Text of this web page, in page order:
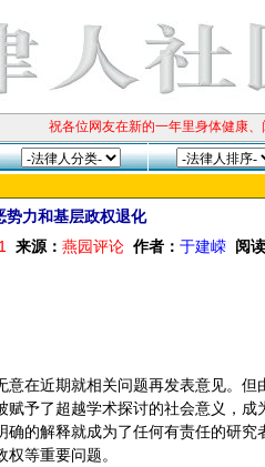
祝各位网友在新的一年里身体健康、
势力和基层政权退化
来源： 燕园评论 作者： 于建嵘 阅读
意在近期就相关问题再发表意见。但
予了超越学术探讨的社会意义，成
的解释就成为了任何有责任的研究
等重要问题。